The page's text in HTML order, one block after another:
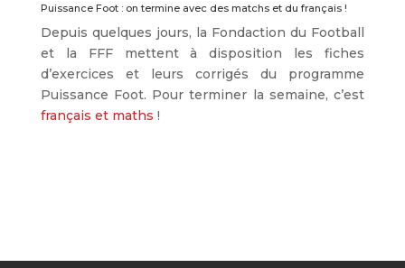
Puissance Foot : on termine avec des matchs et du français !
Depuis quelques jours, la Fondaction du Football
et la FFF mettent à disposition les fiches
d’exercices et leurs corrigés du programme
Puissance Foot. Pour terminer la semaine, c’est
français et maths !